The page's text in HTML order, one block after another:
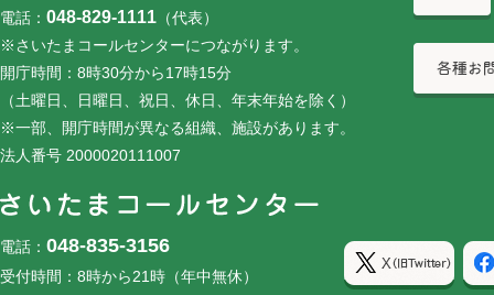
電話： 048-829-1111 （代表）
※さいたまコールセンターにつながります。
開庁時間：8時30分から17時15分
（土曜日、日曜日、祝日、休日、年末年始を除く）
※一部、開庁時間が異なる組織、施設があります。
法人番号 2000020111007
電話： 048-835-3156
受付時間：8時から21時（年中無休）